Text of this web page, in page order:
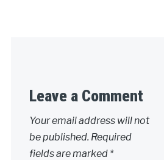
Leave a Comment
Your email address will not
be published. Required
fields are marked *